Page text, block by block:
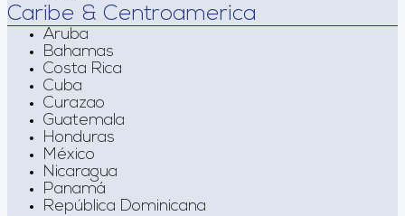
Caribe & Centroamerica
Aruba
Bahamas
Costa Rica
Cuba
Curazao
Guatemala
Honduras
México
Nicaragua
Panamá
República Dominicana